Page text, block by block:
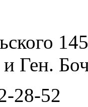
и Ген.
28-52